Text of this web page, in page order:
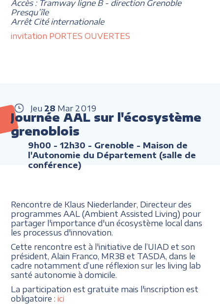
Accès : Tramway ligne B - direction Grenoble
Presqu’île
Arrêt Cité internationale
invitation PORTES OUVERTES
Jeu 28 Mar 2019
Journée AAL sur l'écosystème
grenoblois
9h00 - 12h30 - Grenoble - Maison de
l'Autonomie du Département (salle de
conférence)
Rencontre de Klaus Niederlander, Directeur des
programmes AAL (Ambient Assisted Living) pour
partager l'importance d'un écosystème local dans
les processus d'innovation.
Cette rencontre est à l'initiative de l’UIAD et son
président, Alain Franco, MR38 et TASDA, dans le
cadre notamment d’une réflexion sur les living lab
santé autonomie à domicile.
La participation est gratuite mais l'inscription est
obligatoire :ici